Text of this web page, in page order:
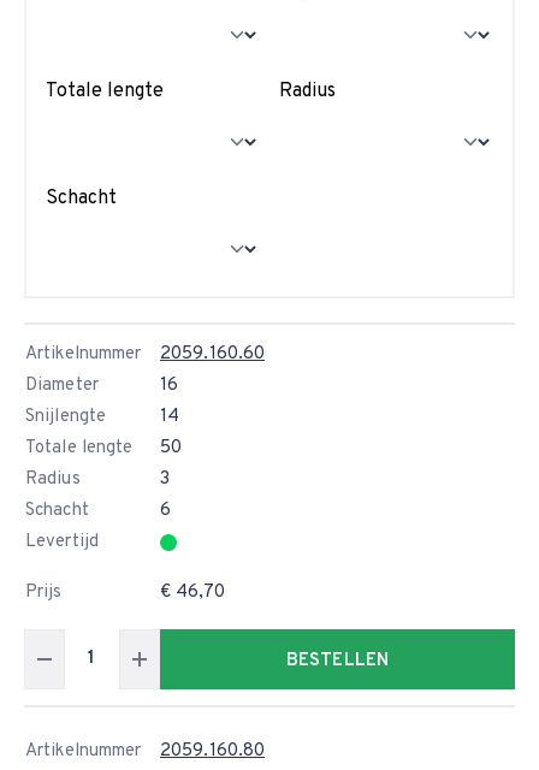
Totale lengte Radius
Schacht
Artikelnummer
2059.160.60
Diameter
16
Snijlengte
14
Totale lengte
50
Radius
3
Schacht
6
Levertijd
Prijs € 46,70
BESTELLEN
Artikelnummer
2059.160.80